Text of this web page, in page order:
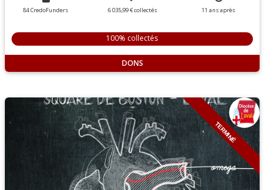
84 CredoFunders 6 035,99 €collectés 11 ansaprès
100% collectés
DONS
TERMINÉ